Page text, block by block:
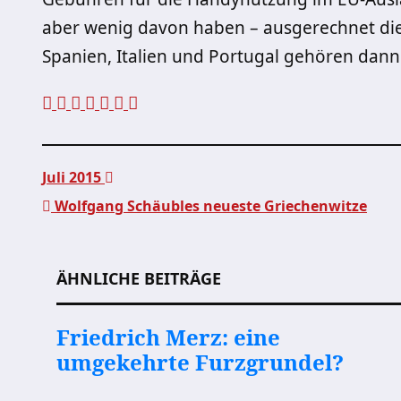
aber wenig davon haben – ausgerechnet
Spanien, Italien und Portugal gehören
Juli 2015
Wolfgang Schäubles neueste Griechenwitze
ÄHNLICHE BEITRÄGE
Friedrich Merz: eine
umgekehrte Furzgrundel?